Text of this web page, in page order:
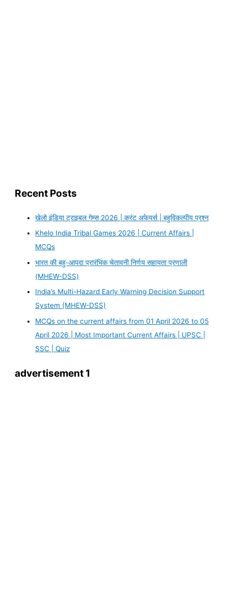
Recent Posts
खेलो इंडिया ट्राइबल गेम्स 2026 | करंट अफेयर्स | बहुविकल्पीय प्रश्न
Khelo India Tribal Games 2026 | Current Affairs |
MCQs
भारत की बहु-आपदा प्रारंभिक चेतावनी निर्णय सहायता प्रणाली
(MHEW-DSS)
India’s Multi-Hazard Early Warning Decision Support
System (MHEW-DSS)
MCQs on the current affairs from 01 April 2026 to 05
April 2026 | Most Important Current Affairs | UPSC |
SSC | Quiz
advertisement 1